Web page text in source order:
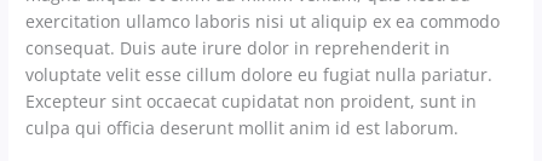
exercitation ullamco laboris nisi ut aliquip ex ea commodo
consequat. Duis aute irure dolor in reprehenderit in
voluptate velit esse cillum dolore eu fugiat nulla pariatur.
Excepteur sint occaecat cupidatat non proident, sunt in
culpa qui officia deserunt mollit anim id est laborum.